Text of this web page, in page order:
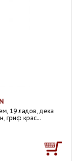
19 ладов, дека
гриф крас...